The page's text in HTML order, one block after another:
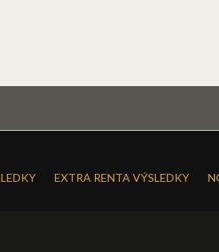
EXTRA RENTA VÝSLEDKY